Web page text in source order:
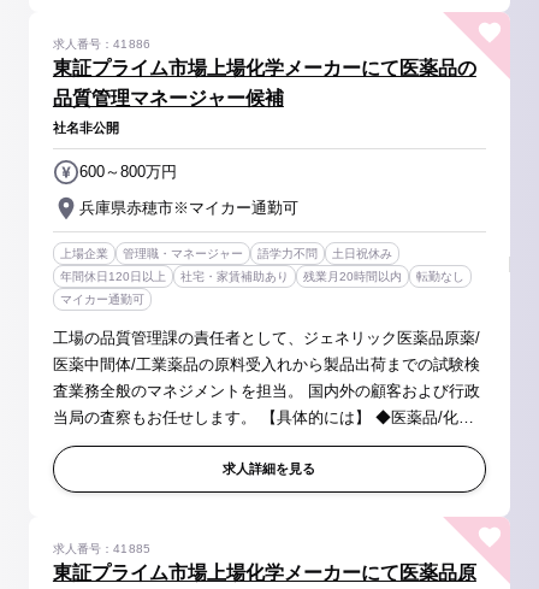
東証プライム市場上場化学メーカーにて医薬品の
品質管理マネージャー候補
求人番号：41886
社名非公開
兵庫県赤穂市※マイカー通勤可
600～800万円
上場企業 管理職・マネージャー 語学力不問
土日祝休み
年間休日120日以上
社宅・家賃補助あり 残業月20時間以内
転勤なし
マイカー通勤可
工場の品質管理課の責任者として、ジェネリック医薬品原薬/
医薬中間体/工業薬品の原料受入れから製品出荷までの試験検
査業務全般のマネジメントを担当。 国内外の顧客および行政
当局の査察もお任せします。 【具体的には】 ◆医薬品/化成
品の原料から製造に関する分析業務、分析方法の開発、 微
量不純物の構造解...
求人詳細を見る
東証プライム市場上場化学メーカーにて医薬品原
求人番号：41885